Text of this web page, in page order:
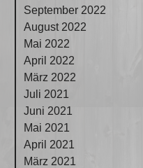
September 2022
August 2022
Mai 2022
April 2022
März 2022
Juli 2021
Juni 2021
Mai 2021
April 2021
März 2021